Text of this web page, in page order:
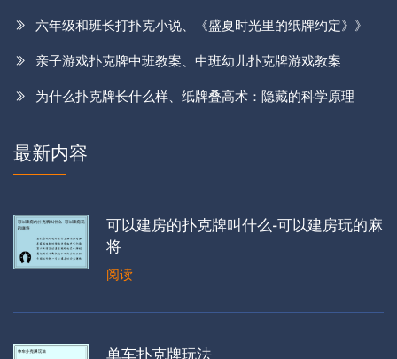
六年级和班长打扑克小说、《盛夏时光里的纸牌约定》》
亲子游戏扑克牌中班教案、中班幼儿扑克牌游戏教案
为什么扑克牌长什么样、纸牌叠高术：隐藏的科学原理
最新内容
可以建房的扑克牌叫什么-可以建房玩的麻
将
阅读
单车扑克牌玩法